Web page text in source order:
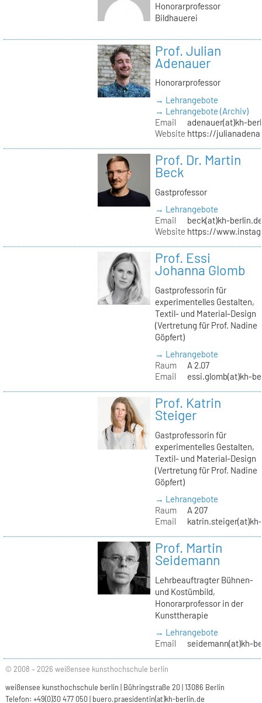
Honorarprofessor
Bildhauerei
Prof. Julian
Adenauer
Honorarprofessor
→ Lehrangebote
→ Lehrangebote (Archiv)
Email
adenauer(at)kh-
Website https://
Prof. Dr. Martin
Beck
Gastprofessor
→ Lehrangebote
Email
beck(at)kh-
Website https://
Prof. Essi
Johanna Glomb
Gastprofessorin für
experimentelles Gestalten,
Textil- und Material-Design
(Vertretung für Prof. Nadine
Göpfert)
→ Lehrangebote
Raum
A 2.07
Email
essi.glomb(at)kh-
Prof. Katrin
Steiger
Gastprofessorin für
experimentelles Gestalten,
Textil- und Material-Design
(Vertretung für Prof. Nadine
Göpfert)
→ Lehrangebote
Raum
A 207
Email
Prof. Martin
Seidemann
Lehrbeauftragter Bühnen-
und Kostümbild,
Honorarprofessor in der
Kunsttherapie
→ Lehrangebote
Email
seidemann(at)kh-
© 2008 – 2026 weißensee kunsthochschule berlin
weißensee kunsthochschule berlin | Bühringstraße 20 | 13086 Berlin
Telefon: +49(0)30 477 050 | buero.praesidentin(at)kh-berlin.de